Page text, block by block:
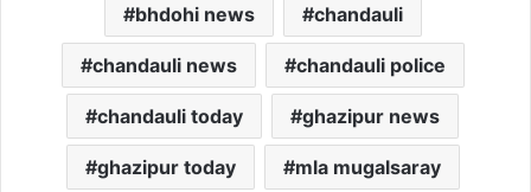
bhdohi news chandauli
chandauli news chandauli police
chandauli today ghazipur news
ghazipur today mla mugalsaray